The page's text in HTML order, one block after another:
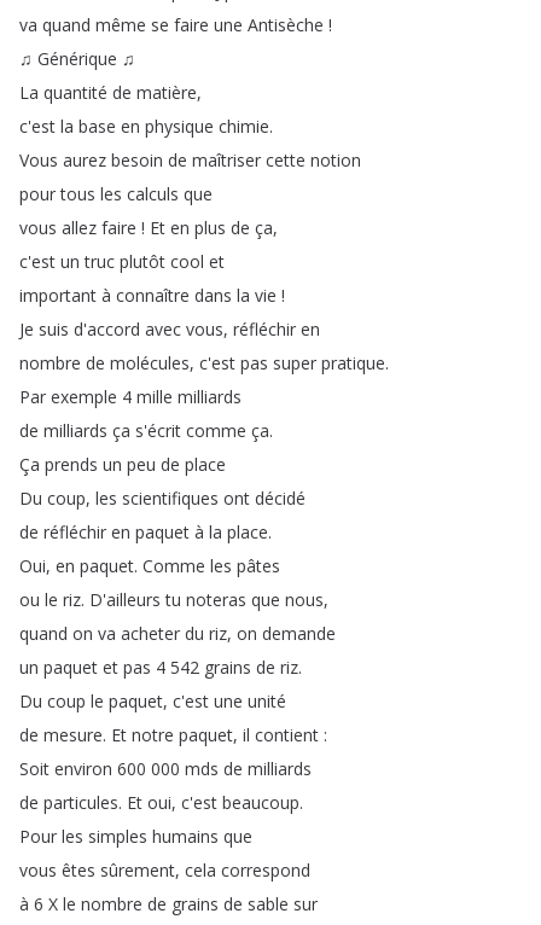
va quand même se faire une Antisèche !
♫ Générique ♫
La quantité de matière,
c'est la base en physique chimie.
Vous aurez besoin de maîtriser cette notion
pour tous les calculs que
vous allez faire ! Et en plus de ça,
c'est un truc plutôt cool et
important à connaître dans la vie !
Je suis d'accord avec vous, réfléchir en
nombre de molécules, c'est pas super pratique.
Par exemple 4 mille milliards
de milliards ça s'écrit comme ça.
Ça prends un peu de place
Du coup, les scientifiques ont décidé
de réfléchir en paquet à la place.
Oui, en paquet. Comme les pâtes
ou le riz. D'ailleurs tu noteras que nous,
quand on va acheter du riz, on demande
un paquet et pas 4 542 grains de riz.
Du coup le paquet, c'est une unité
de mesure. Et notre paquet, il contient :
Soit environ 600 000 mds de milliards
de particules. Et oui, c'est beaucoup.
Pour les simples humains que
vous êtes sûrement, cela correspond
à 6 X le nombre de grains de sable sur